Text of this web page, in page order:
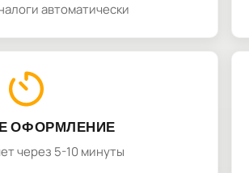
автоматически
ОФОРМЛЕНИЕ
через 5-10 минуты